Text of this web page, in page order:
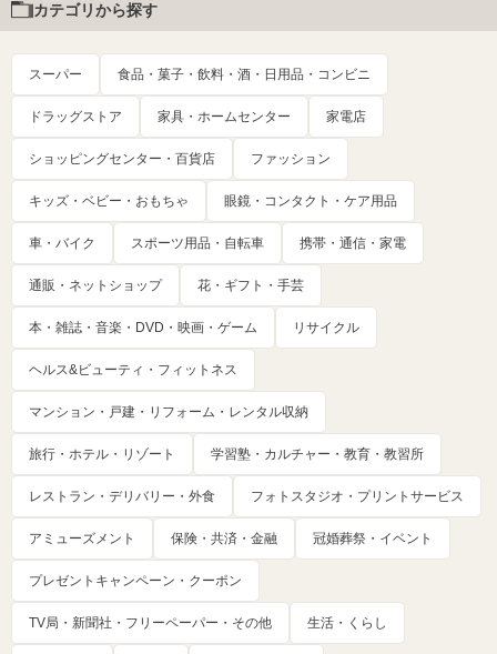
カテゴリから探す
スーパー 食品・菓子・飲料・酒・日用品・コンビニ
ドラッグストア 家具・ホームセンター 家電店
ショッピングセンター・百貨店 ファッション
キッズ・ベビー・おもちゃ 眼鏡・コンタクト・ケア用品
車・バイク スポーツ用品・自転車 携帯・通信・家電
通販・ネットショップ 花・ギフト・手芸
本・雑誌・音楽・DVD・映画・ゲーム リサイクル
ヘルス&ビューティ・フィットネス
マンション・戸建・リフォーム・レンタル収納
旅行・ホテル・リゾート 学習塾・カルチャー・教育・教習所
レストラン・デリバリー・外食 フォトスタジオ・プリントサービス
アミューズメント 保険・共済・金融 冠婚葬祭・イベント
プレゼントキャンペーン・クーポン
TV局・新聞社・フリーペーパー・その他 生活・くらし